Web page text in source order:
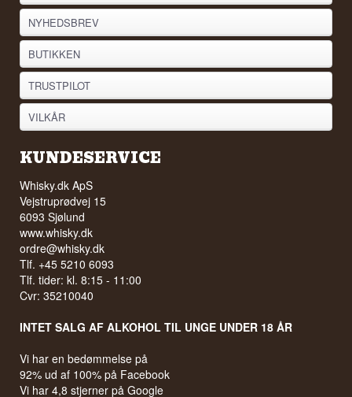
NYHEDSBREV
BUTIKKEN
TRUSTPILOT
VILKÅR
KUNDESERVICE
Whisky.dk ApS
Vejstruprødvej 15
6093 Sjølund
www.whisky.dk
ordre@whisky.dk
Tlf. +45 5210 6093
Tlf. tider: kl. 8:15 - 11:00
Cvr: 35210040
INTET SALG AF ALKOHOL TIL UNGE UNDER 18 ÅR
Vi har en bedømmelse på
92% ud af 100% på Facebook
Vi har 4,8 stjerner på Google